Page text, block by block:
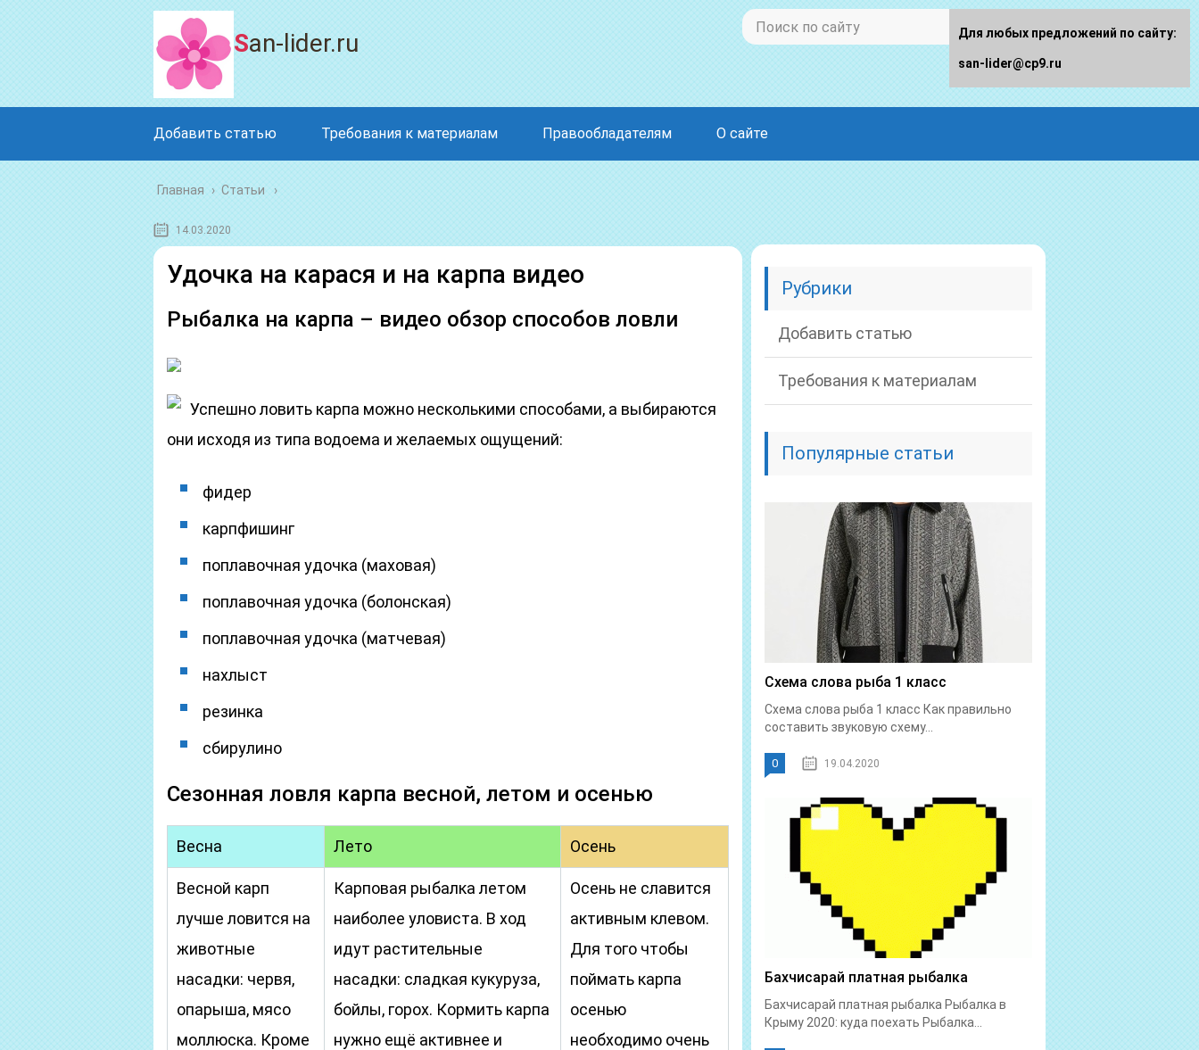
San-lider.ru
Добавить статью Требования к материалам Правообладателям О сайте
Главная › Статьи
14.03.2020
Удочка на карася и на карпа видео
Рыбалка на карпа – видео обзор способов ловли
Успешно ловить карпа можно несколькими способами, а выбираются
они исходя из типа водоема и желаемых ощущений:
фидер
карпфишинг
поплавочная удочка (маховая)
поплавочная удочка (болонская)
поплавочная удочка (матчевая)
нахлыст
резинка
сбирулино
Сезонная ловля карпа весной, летом и осенью
Весна Лето Осень
Весной карп
лучше ловится на
животные
насадки: червя,
опарыша, мясо
моллюска. Кроме
Карповая рыбалка летом
наиболее уловиста. В ход
идут растительные
насадки: сладкая кукуруза,
бойлы, горох. Кормить карпа
нужно ещё активнее и
Осень не славится
активным клевом.
Для того чтобы
поймать карпа
осенью
необходимо очень
Рубрики
Добавить статью
Требования к материалам
Популярные статьи
Схема слова рыба 1 класс
Схема слова рыба 1 класс Как правильно
составить звуковую схему...
0 19.04.2020
Бахчисарай платная рыбалка
Бахчисарай платная рыбалка Рыбалка в
Крыму 2020: куда поехать Рыбалка...
Для любых предложений по сайту:
san-lider@cp9.ru